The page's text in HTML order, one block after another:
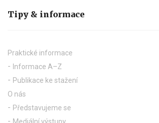
Tipy & informace
Praktické informace
Informace A–Z
Publikace ke stažení
O nás
Představujeme se
Mediální výstupy